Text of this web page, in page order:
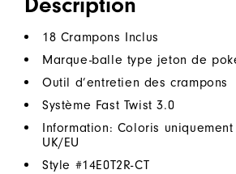
Description
18 Crampons Inclus
Marque-balle type jeton de
Outil d’entretien des crampons
Système Fast Twist 3.0
Information: Coloris
UK/EU
Style #14E0T2R-CT